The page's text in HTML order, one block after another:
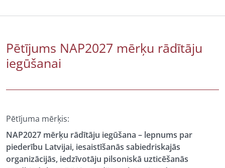
Pētījums NAP2027 mērķu rādītāju
iegūšanai
Pētījuma mērķis:
NAP2027 mērķu rādītāju iegūšana – lepnums par
piederību Latvijai, iesaistīšanās sabiedriskajās
organizācijās, iedzīvotāju pilsoniskā uzticēšanās